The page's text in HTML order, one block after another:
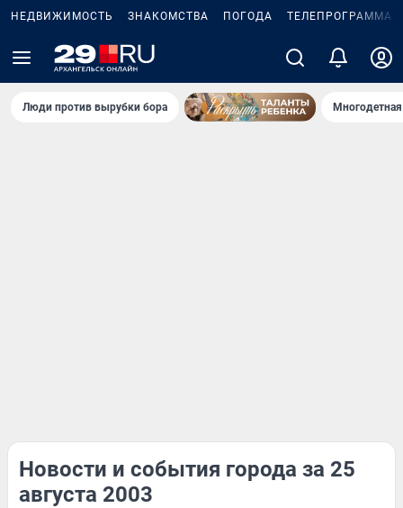
НЕДВИЖИМОСТЬ ЗНАКОМСТВА ПОГОДА ТЕЛЕПРОГРАММА
Люди против вырубки бора
Новости и события города за 25
августа 2003